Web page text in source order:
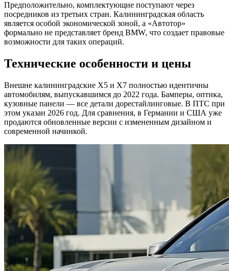
Предположительно, комплектующие поступают через
посредников из третьих стран. Калининградская область
является особой экономической зоной, а «Автотор»
формально не представляет бренд BMW, что создает правовые
возможности для таких операций.
Технические особенности и цены
Внешне калининградские X5 и X7 полностью идентичны
автомобилям, выпускавшимся до 2022 года. Бамперы, оптика,
кузовные панели — все детали дорестайлинговые. В ПТС при
этом указан 2026 год. Для сравнения, в Германии и США уже
продаются обновленные версии с измененным дизайном и
современной начинкой.